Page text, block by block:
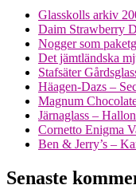
Glasskolls arkiv
Daim Strawberry
Nogger som
Det jämtländska
Stafsäter
Häagen-Dazs –
Magnum
Järnaglass – Hallon
Cornetto Enigma
Ben & Jerry’s –
Senaste